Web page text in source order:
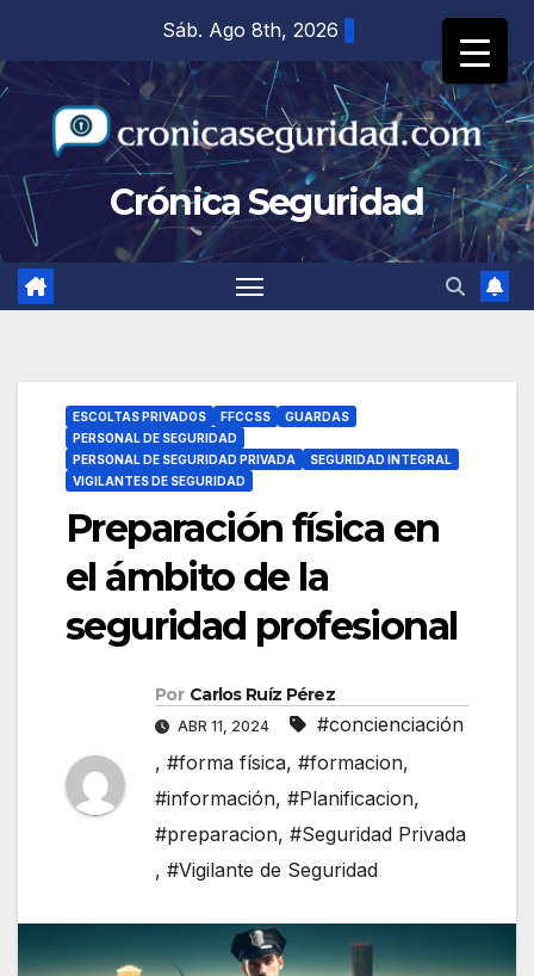
contenido
Sáb. Ago 8th, 2026
Crónica Seguridad
ESCOLTAS PRIVADOS FFCCSS
GUARDAS
PERSONAL DE SEGURIDAD
PERSONAL DE SEGURIDAD PRIVADA
SEGURIDAD INTEGRAL
VIGILANTES DE SEGURIDAD
Preparación física en
el ámbito de la
seguridad profesional
Por Carlos Ruíz Pérez
ABR 11, 2024
#concienciación
, #forma física, #formacion,
#información, #Planificacion,
#preparacion, #Seguridad Privada
, #Vigilante de Seguridad